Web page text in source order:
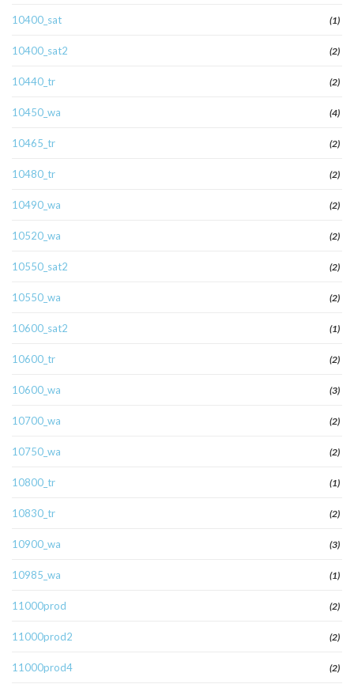
10400_sat (1)
10400_sat2 (2)
10440_tr (2)
10450_wa (4)
10465_tr (2)
10480_tr (2)
10490_wa (2)
10520_wa (2)
10550_sat2 (2)
10550_wa (2)
10600_sat2 (1)
10600_tr (2)
10600_wa (3)
10700_wa (2)
10750_wa (2)
10800_tr (1)
10830_tr (2)
10900_wa (3)
10985_wa (1)
11000prod (2)
11000prod2 (2)
11000prod4 (2)